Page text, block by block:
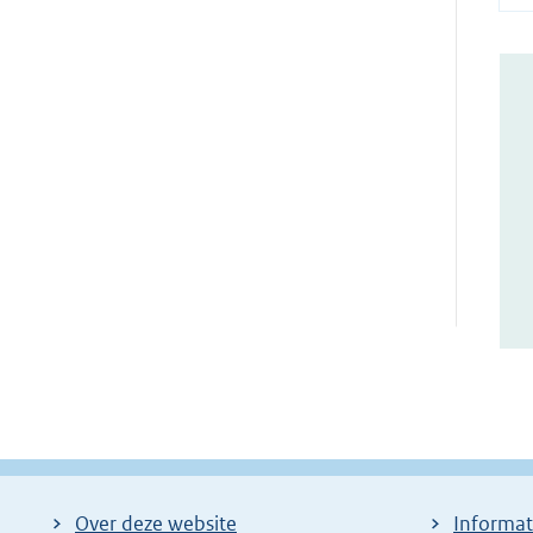
Over deze website